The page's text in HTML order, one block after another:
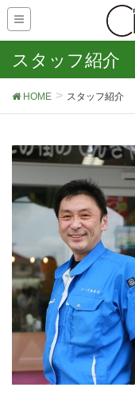
スタッフ紹介
HOME スタッフ紹介